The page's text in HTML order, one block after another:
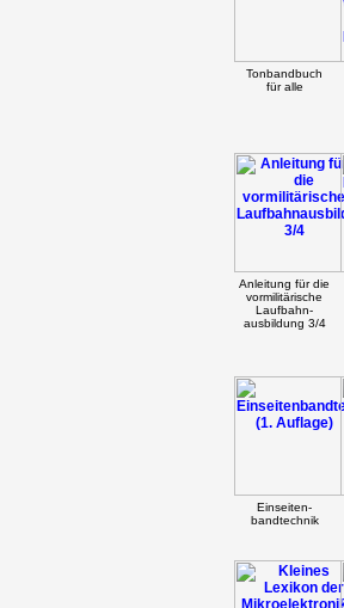
Tonbandbuch
für alle
Anleitung für die
vormilitärische
Laufbahn-
ausbildung 3/4
Einseiten-
bandtechnik